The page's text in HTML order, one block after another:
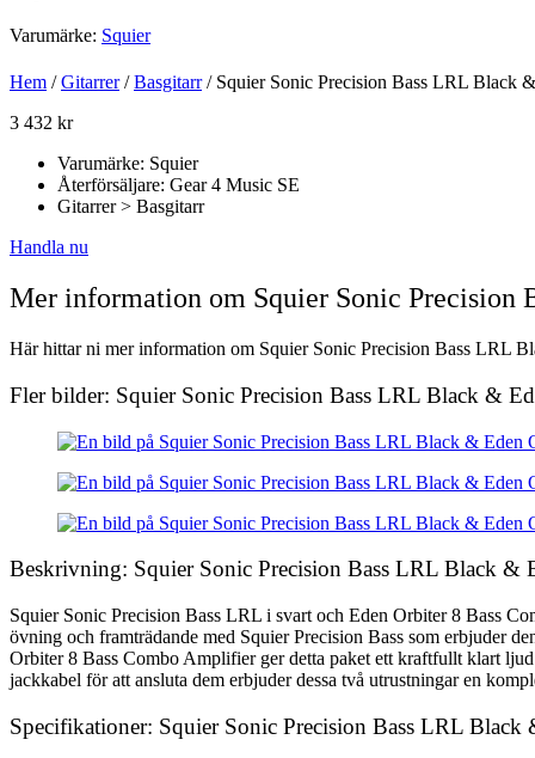
Varumärke: Squier
Hem /Gitarrer/Basgitarr/ Squier Sonic Precision Bass LRL Black
3 432 kr
Varumärke: Squier
Återförsäljare: Gear 4 Music SE
Gitarrer > Basgitarr
Handla nu
Mer information om Squier Sonic Precision
Här hittar ni mer information om Squier Sonic Precision Bass LRL
Fler bilder: Squier Sonic Precision Bass LRL Black &
Beskrivning: Squier Sonic Precision Bass LRL Black &
Squier Sonic Precision Bass LRL i svart och Eden Orbiter 8 Bass
övning och framträdande med Squier Precision Bass som erbjuder
Orbiter 8 Bass Combo Amplifier ger detta paket ett kraftfullt klart
jackkabel för att ansluta dem erbjuder dessa två utrustningar en
Specifikationer: Squier Sonic Precision Bass LRL